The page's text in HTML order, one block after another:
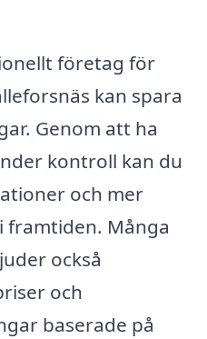
företag för
kan spara
Genom att ha
kontroll kan du
och mer
framtiden. Många
också
och
baserade på